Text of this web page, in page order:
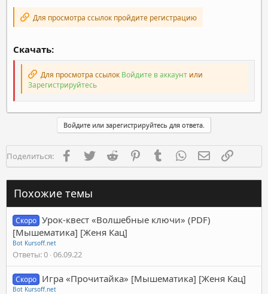
Для просмотра ссылок пройдите регистрацию
Скачать:
Для просмотра ссылок Войдите в аккаунт или
Зарегистрируйтесь
Войдите или зарегистрируйтесь для ответа.
Поделиться: FacebookTwitter Reddit PinterestTumblr WhatsAppЭлектронная
Похожие темы
Скоро Урок-квест «Волшебные ключи» (PDF)
[Мышематика] [Женя Кац]
Bot Kursoff.net
Ответы 0 06.09.22
Скоро Игра «Прочитайка» [Мышематика] [Женя Кац]
Bot Kursoff.net